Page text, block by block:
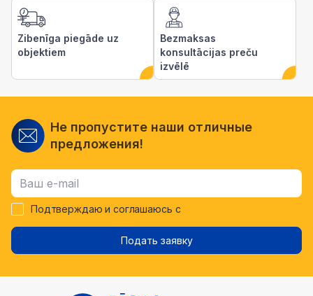
Zibenīga piegāde uz
objektiem
Bezmaksas
konsultācijas preču
izvēlē
Не пропустите наши отличные
предложения!
Подтверждаю и соглашаюсь с
Подать заявку